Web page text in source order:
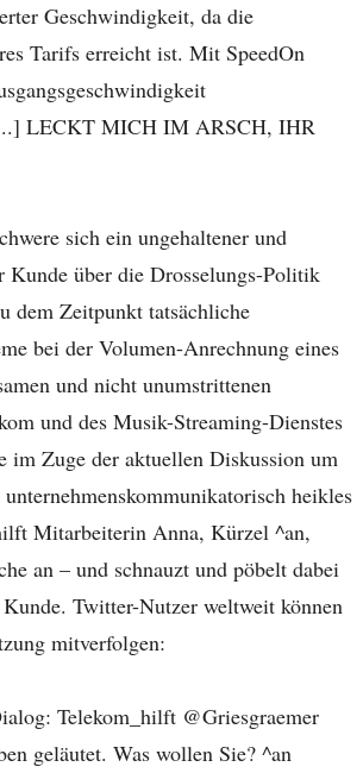
Geschwindigkeit, da die
Tarifs erreicht ist. Mit SpeedOn
LECKT MICH IM ARSCH, IHR
sich ein ungehaltener und
Kunde über die Drosselungs-Politik
dem Zeitpunkt tatsächliche
bei der Volumen-Anrechnung eines
und nicht unumstrittenen
und des Musik-Streaming-Dienstes
im Zuge der aktuellen Diskussion um
heikles
Mitarbeiterin Anna, Kürzel ^an,
an – und schnauzt und pöbelt dabei
Twitter-Nutzer weltweit können
mitverfolgen:
Telekom_hilft @Griesgraemer
geläutet. Was wollen Sie? ^an